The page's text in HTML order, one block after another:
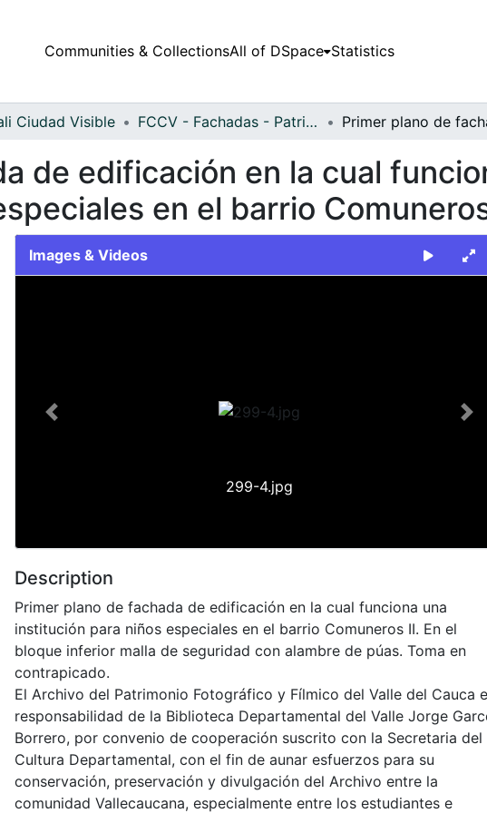
Communities & CollectionsAll of DSpace Statistics
Ciudad Visible FCCV - Fachadas - Patrimonial
de edificación en la cual
en el barrio
Images & Videos
299-4.jpg
Previous
Description
Primer plano de fachada de edificación en la cual funciona una
institución para niños especiales en el barrio Comuneros II. En el
bloque inferior malla de seguridad con alambre de púas. Toma en
contrapicado.
El Archivo del Patrimonio Fotográfico y Fílmico del Valle del Cauca
responsabilidad de la Biblioteca Departamental del Valle Jorge
Borrero, por convenio de cooperación suscrito con la Secretaria del
Cultura Departamental, con el fin de aunar esfuerzos para su
conservación, preservación y divulgación del Archivo entre la
comunidad Vallecaucana, especialmente entre los estudiantes e